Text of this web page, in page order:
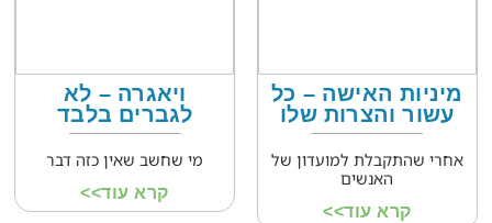
מיניות האישה – כל
עשור והצרות שלו
אחרי שהתקבלת למועדון של
האנשים
קרא עוד>>
ויאגרה – לא
לגברים בלבד
מי שחשב שאין כזה דבר
קרא עוד>>